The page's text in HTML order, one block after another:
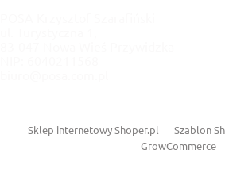
Sklep internetowy Shoper.pl Szablon
GrowCommerce